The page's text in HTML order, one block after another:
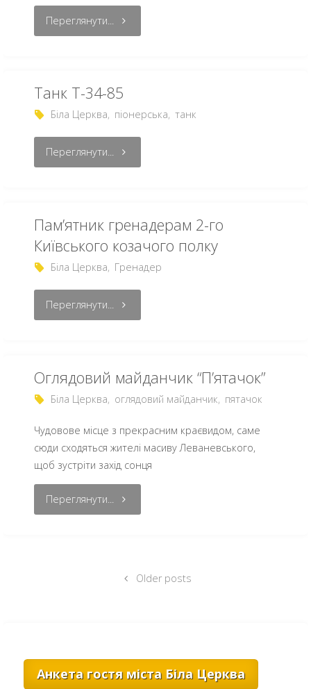
Переглянути...
Танк Т-34-85
Біла Церква, піонерська, танк
Переглянути...
Пам’ятник гренадерам 2-го
Київського козачого полку
Біла Церква, Гренадер
Переглянути...
Оглядовий майданчик “П’ятачок”
Біла Церква, оглядовий майданчик, пятачок
Чудовове місце з прекрасним краєвидом, саме
сюди сходяться жителі масиву Леваневського,
щоб зустріти захід сонця
Переглянути...
Older posts
Анкета гостя міста Біла Церква